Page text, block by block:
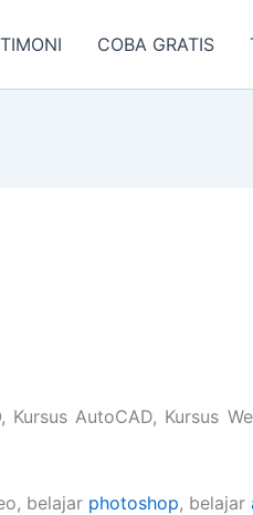
COBA GRATIS
AutoCAD, Kursus
belajar photoshop, belajar